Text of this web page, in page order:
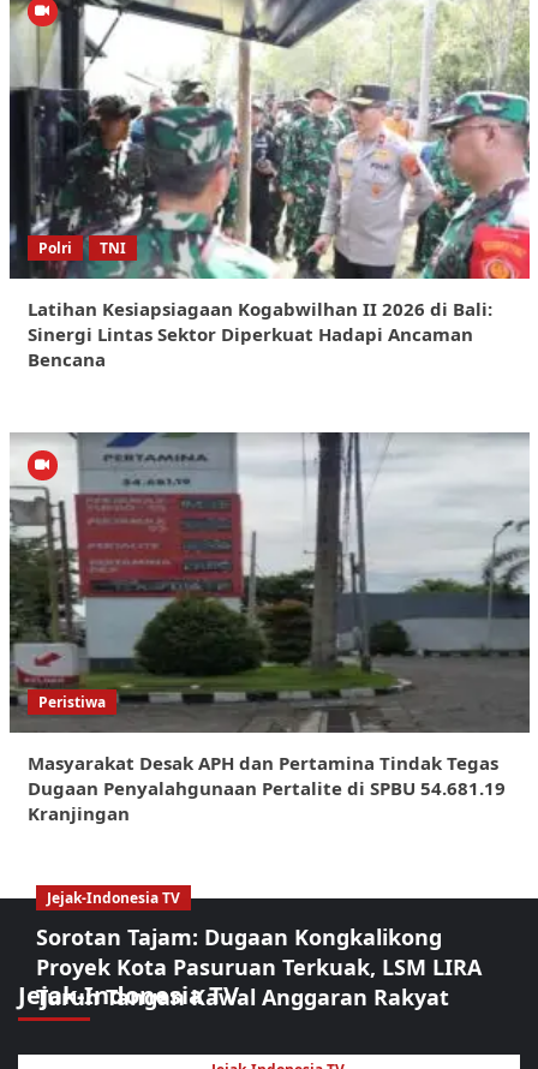
Polri TNI
Latihan Kesiapsiagaan Kogabwilhan II 2026 di Bali:
Sinergi Lintas Sektor Diperkuat Hadapi Ancaman
Bencana
Peristiwa
Masyarakat Desak APH dan Pertamina Tindak Tegas
Dugaan Penyalahgunaan Pertalite di SPBU 54.681.19
Kranjingan
Jejak-Indonesia TV
Jejak-Indonesia TV
Sorotan Tajam: Dugaan Kongkalikong
Proyek Kota Pasuruan Terkuak, LSM LIRA
Turun Tangan Kawal Anggaran Rakyat